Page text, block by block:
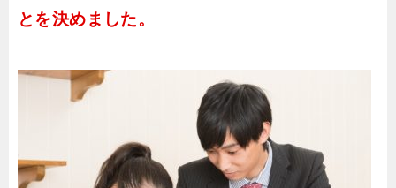
とを決めました。